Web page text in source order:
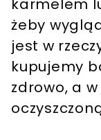
karmelem
żeby
jest w
kupujemy
zdrowo, a